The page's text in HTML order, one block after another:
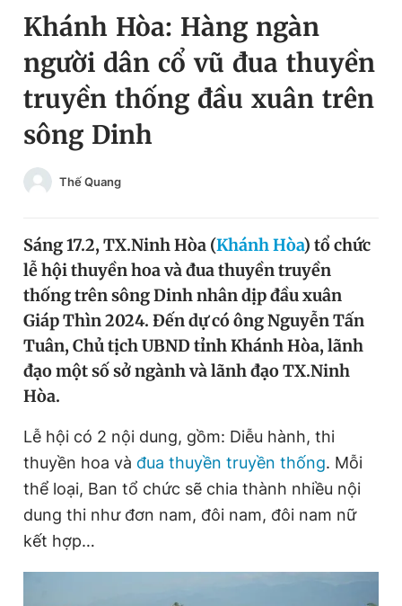
Chuyên mục
Chuyên mục khác
Chào ngày mới
Tin thị trường
Video Magazine
Sản phẩm khác
Tiện ích Bạn cần biết
Thông tin tòa soạn
Đọc Thanh Niên trên điện thoại
Đổi mật khẩu
Tin đã lưu
Tin đã xem
Khánh Hòa: Hàng ngàn
người dân cổ vũ đua thuyền
truyền thống đầu xuân trên
sông Dinh
Thế Quang
Sáng 17.2, TX.Ninh Hòa (Khánh Hòa) tổ chức
lễ hội thuyền hoa và đua thuyền truyền
thống trên sông Dinh nhân dịp đầu xuân
Giáp Thìn 2024. Đến dự có ông Nguyễn Tấn
Tuân, Chủ tịch UBND tỉnh Khánh Hòa, lãnh
đạo một số sở ngành và lãnh đạo TX.Ninh
Hòa.
Lễ hội có 2 nội dung, gồm: Diễu hành, thi
thuyền hoa và đua thuyền truyền thống. Mỗi
thể loại, Ban tổ chức sẽ chia thành nhiều nội
dung thi như đơn nam, đôi nam, đôi nam nữ
kết hợp…